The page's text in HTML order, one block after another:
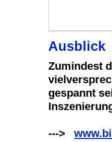
Ausblick
Zumindest
gespannt
--->